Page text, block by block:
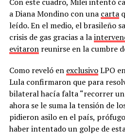
a Diana Mondino con una carta
leído. En el medio, el brasileño
crisis de gas gracias a la
evitaronreunirse en la cumbre
Como reveló en exclusivoLPO
Lula confirmaron que para
bilateral hacía falta “recorrer un
ahora se le suma la tensión de
pidieron asilo en el país,
haber intentado un golpe de